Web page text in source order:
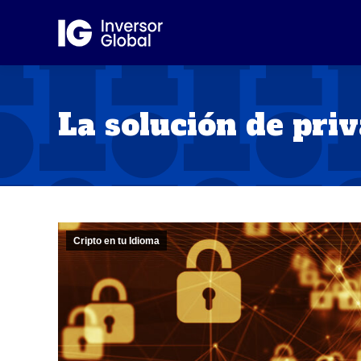
La solución de
Cripto en tu Idioma